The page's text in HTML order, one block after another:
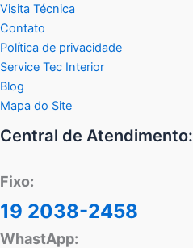
Visita Técnica
Contato
Política de privacidade
Service Tec Interior
Blog
Mapa do Site
Central de Atendimento:
Fixo:
19 2038-2458
WhastApp: